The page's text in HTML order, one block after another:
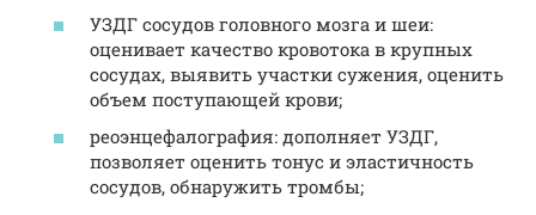
УЗДГ сосудов головного мозга и шеи:
оценивает качество кровотока в крупных
сосудах, выявить участки сужения, оценить
объем поступающей крови;
реоэнцефалография: дополняет УЗДГ,
позволяет оценить тонус и эластичность
сосудов, обнаружить тромбы;